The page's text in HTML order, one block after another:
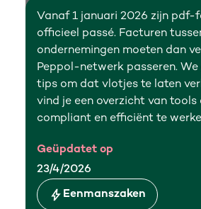
Vanaf 1 januari 2026 zijn pdf-
officieel passé. Facturen
ondernemingen moeten dan
Peppol-netwerk passeren. We
tips om dat vlotjes te laten
vind je een overzicht van tools
compliant en efficiënt te
Geüpdatet op
23/4/2026
Eenmanszaken